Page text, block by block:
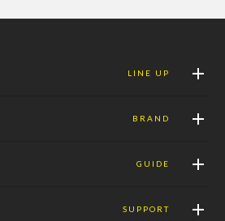
LINE UP
BRAND
GUIDE
SUPPORT